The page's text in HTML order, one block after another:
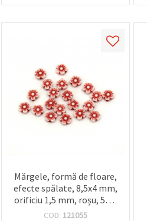
Mărgele, formă de floare,
efecte spălate, 8,5x4 mm,
orificiu 1,5 mm, roșu, 50 g
(~290 buc.)
COD: 121055